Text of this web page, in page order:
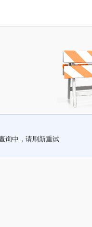
询中，请刷新重试